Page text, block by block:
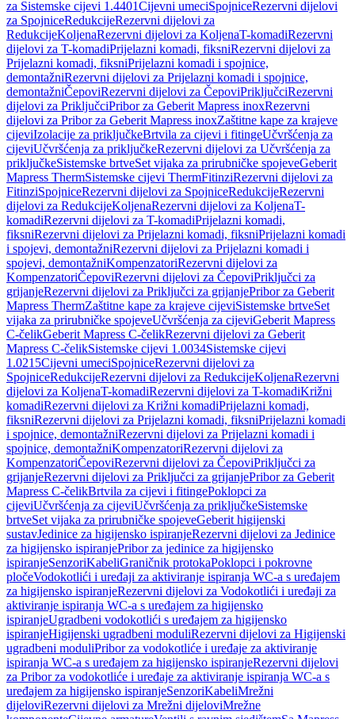
za Sistemske cijevi 1.4401Cijevni umeciSpojniceRezervni dijelovi
za SpojniceRedukcijeRezervni dijelovi za
RedukcijeKoljenaRezervni dijelovi za KoljenaT-komadiRezervni
dijelovi za T-komadiPrijelazni komadi, fiksniRezervni dijelovi za
Prijelazni komadi, fiksniPrijelazni komadi i spojnice,
demontažniRezervni dijelovi za Prijelazni komadi i spojnice,
demontažniČepoviRezervni dijelovi za ČepoviPriključciRezervni
dijelovi za PriključciPribor za Geberit Mapress inoxRezervni
dijelovi za Pribor za Geberit Mapress inoxZaštitne kape za krajeve
cijeviIzolacije za priključkeBrtvila za cijevi i fitingeUčvršćenja za
cijeviUčvršćenja za priključkeRezervni dijelovi za Učvršćenja za
priključkeSistemske brtveSet vijaka za prirubničke spojeveGeberit
Mapress ThermSistemske cijevi ThermFitinziRezervni dijelovi za
FitinziSpojniceRezervni dijelovi za SpojniceRedukcijeRezervni
dijelovi za RedukcijeKoljenaRezervni dijelovi za KoljenaT-
komadiRezervni dijelovi za T-komadiPrijelazni komadi,
fiksniRezervni dijelovi za Prijelazni komadi, fiksniPrijelazni komadi
i spojevi, demontažniRezervni dijelovi za Prijelazni komadi i
spojevi, demontažniKompenzatoriRezervni dijelovi za
KompenzatoriČepoviRezervni dijelovi za ČepoviPriključci za
grijanjeRezervni dijelovi za Priključci za grijanjePribor za Geberit
Mapress ThermZaštitne kape za krajeve cijeviSistemske brtveSet
vijaka za prirubničke spojeveUčvršćenja za cijeviGeberit Mapress
C-čelikGeberit Mapress C-čelikRezervni dijelovi za Geberit
Mapress C-čelikSistemske cijevi 1.0034Sistemske cijevi
1.0215Cijevni umeciSpojniceRezervni dijelovi za
SpojniceRedukcijeRezervni dijelovi za RedukcijeKoljenaRezervni
dijelovi za KoljenaT-komadiRezervni dijelovi za T-komadiKrižni
komadiRezervni dijelovi za Križni komadiPrijelazni komadi,
fiksniRezervni dijelovi za Prijelazni komadi, fiksniPrijelazni komadi
i spojnice, demontažniRezervni dijelovi za Prijelazni komadi i
spojnice, demontažniKompenzatoriRezervni dijelovi za
KompenzatoriČepoviRezervni dijelovi za ČepoviPriključci za
grijanjeRezervni dijelovi za Priključci za grijanjePribor za Geberit
Mapress C-čelikBrtvila za cijevi i fitingePoklopci za
cijeviUčvršćenja za cijeviUčvršćenja za priključkeSistemske
brtveSet vijaka za prirubničke spojeveGeberit higijenski
sustavJedinice za higijensko ispiranjeRezervni dijelovi za Jedinice
za higijensko ispiranjePribor za jedinice za higijensko
ispiranjeSenzoriKabeliGraničnik protokaPoklopci i pokrovne
pločeVodokotlići i uređaji za aktiviranje ispiranja WC-a s uređajem
za higijensko ispiranjeRezervni dijelovi za Vodokotlići i uređaji za
aktiviranje ispiranja WC-a s uređajem za higijensko
ispiranjeUgradbeni vodokotlići s uređajem za higijensko
ispiranjeHigijenski ugradbeni moduliRezervni dijelovi za Higijenski
ugradbeni moduliPribor za vodokotliće i uređaje za aktiviranje
ispiranja WC-a s uređajem za higijensko ispiranjeRezervni dijelovi
za Pribor za vodokotliće i uređaje za aktiviranje ispiranja WC-a s
uređajem za higijensko ispiranjeSenzoriKabeliMrežni
dijeloviRezervni dijelovi za Mrežni dijeloviMrežne